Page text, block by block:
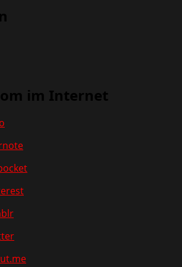
im Internet